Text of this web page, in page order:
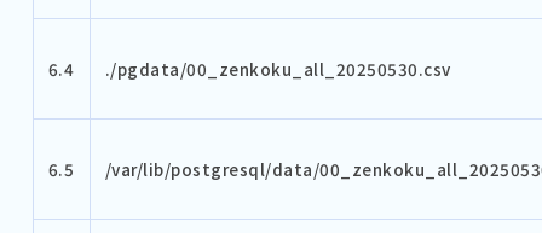
6.4 ./pgdata/00_zenkoku_all_20250530.csv
6.5 /var/lib/postgresql/data/